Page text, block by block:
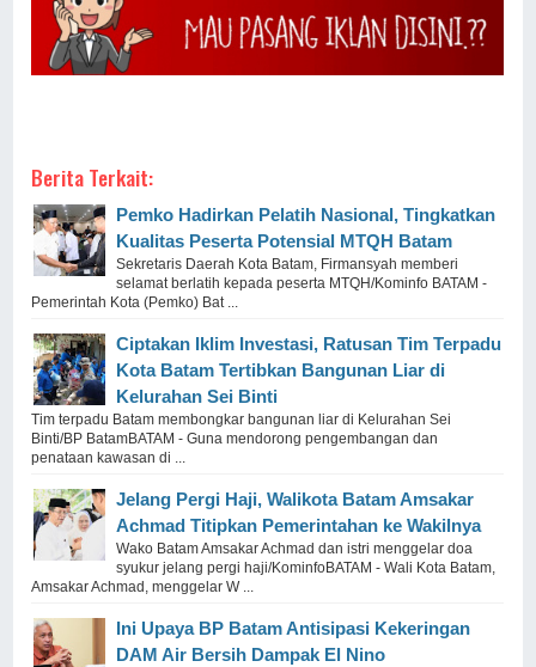
Berita Terkait:
Pemko Hadirkan Pelatih Nasional, Tingkatkan
Kualitas Peserta Potensial MTQH Batam
Sekretaris Daerah Kota Batam, Firmansyah memberi
selamat berlatih kepada peserta MTQH/Kominfo BATAM -
Pemerintah Kota (Pemko) Bat ...
Ciptakan Iklim Investasi, Ratusan Tim Terpadu
Kota Batam Tertibkan Bangunan Liar di
Kelurahan Sei Binti
Tim terpadu Batam membongkar bangunan liar di Kelurahan Sei
Binti/BP BatamBATAM - Guna mendorong pengembangan dan
penataan kawasan di ...
Jelang Pergi Haji, Walikota Batam Amsakar
Achmad Titipkan Pemerintahan ke Wakilnya
Wako Batam Amsakar Achmad dan istri menggelar doa
syukur jelang pergi haji/KominfoBATAM - Wali Kota Batam,
Amsakar Achmad, menggelar W ...
Ini Upaya BP Batam Antisipasi Kekeringan
DAM Air Bersih Dampak El Nino